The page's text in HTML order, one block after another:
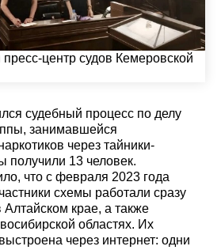
центр судов Кемеровской
судебный процесс по делу
занимавшейся
через тайники-
получили 13 человек.
что с февраля 2023 года
схемы работали сразу
крае, а также
областях. Их
через интернет: одни